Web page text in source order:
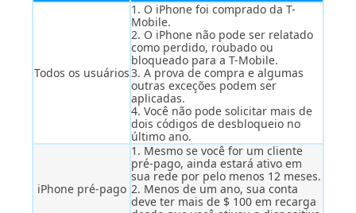
Todos os usuários
1. O iPhone foi comprado da T-
Mobile.
2. O iPhone não pode ser relatado
como perdido, roubado ou
bloqueado para a T-Mobile.
3. A prova de compra e algumas
outras exceções podem ser
aplicadas.
4. Você não pode solicitar mais de
dois códigos de desbloqueio no
último ano.
iPhone pré-pago
1. Mesmo se você for um cliente
pré-pago, ainda estará ativo em
sua rede por pelo menos 12 meses.
2. Menos de um ano, sua conta
deve ter mais de $ 100 em recarga